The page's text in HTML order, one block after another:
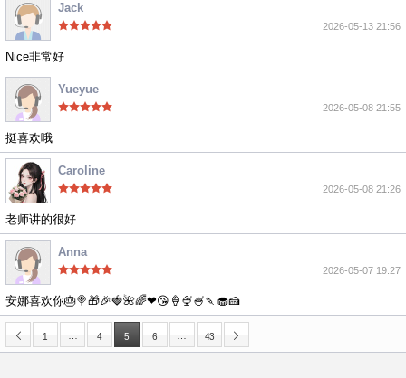
Jack
2026-05-13 21:56
Nice非常好
Yueyue
2026-05-08 21:55
挺喜欢哦
Caroline
2026-05-08 21:26
老师讲的很好
Anna
2026-05-07 19:27
安娜喜欢你🎂🍭🎁🎉🍓🌺🌈❤😘🍦🍨🍧🍡🧁🍰
1 4 5 6 43